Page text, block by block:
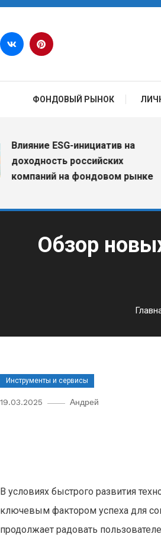
Перейти к содержимому
ФОНДОВЫЙ РЫНОК
ESG-инициатив на
российских
на фондовом рынке
Обзор
Инструменты и сервисы
19.03.2025 Андрей
В условиях быстрого развития
ключевым фактором успеха для
продолжает радовать